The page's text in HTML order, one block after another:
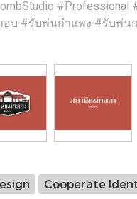
#Professional
อบ #รับพ่นกำแพง #รับพ่น
Cooperate